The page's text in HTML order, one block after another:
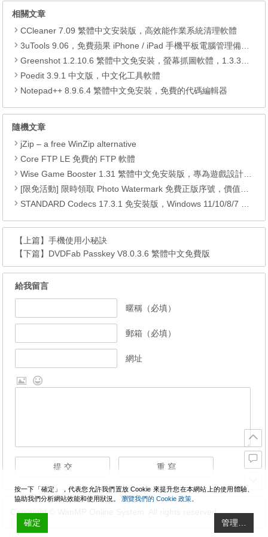
相關文章
CCleaner 7.09 繁體中文安裝版，高效能作業系統清理軟體
3uTools 9.06，免費蘋果 iPhone / iPad 手機平板電腦管理備份還原軟體
Greenshot 1.2.10.6 繁體中文免安裝，螢幕抓圖軟體，1.3.315 安裝版
Poedit 3.9.1 中文版，中文化工具軟體
Notepad++ 8.9.6.4 繁體中文免安裝，免費的代碼編輯器
隨機文章
jZip – a free WinZip alternative
Core FTP LE 免費的 FTP 軟體
Wise Game Booster 1.31 繁體中文免安裝版，專為遊戲設計的最佳化軟體
[限免活動] 限時領取 Photo Watermark 免費正版序號，價值$24.95。
STANDARD Codecs 17.3.1 免安裝版，Windows 11/10/8/7 專用影音編碼包
【上篇】手機使用小秘訣
【下篇】 DVDFab Passkey V8.0.3.6 繁體中文免費版
給我留言
暱稱（必填）
郵箱（必填）
網址
Copyright © WanMP Online System. All rights reserved.
按一下「確定」，代表您允許我們置放 Cookie 來提升您在本網站上的使用體驗、
協助我們分析網站效能和使用狀況。 瀏覽我們的 Cookie 政策。
確定 管理…